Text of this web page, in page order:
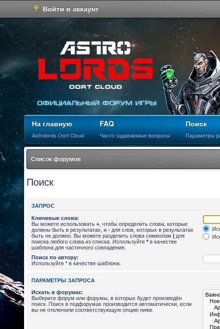
Войти в аккаунт
На главную
Astrolords Oort Cloud
FAQ
Часто задаваемые вопросы
Поиск
Параметры
Список форумов
Поиск
ЗАПРОС
Ключевые слова:
Вы можете использовать + , чтобы определить слова, которые
должны быть в результатах, и - для слов, которых в результатах
быть не должно. Вы можете разделить слова символом | для
поиска любого слова из списка. Используйте * в качестве
шаблона для частичного совпадения.
Поиск по автору:
Используйте * в качестве шаблона.
ПАРАМЕТРЫ ЗАПРОСА
Искать в форумах:
Выберите форум или форумы, в которых будет произведён
поиск. Поиск в подфорумах производится автоматически, если
вы не отключили соответствующую опцию ниже.